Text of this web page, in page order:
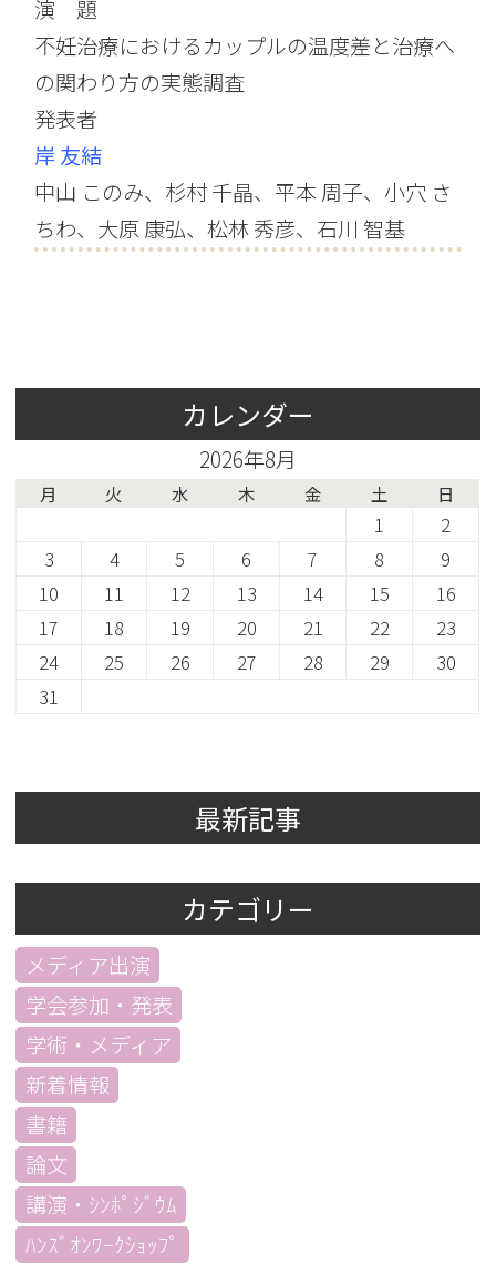
演 題
不妊治療におけるカップルの温度差と治療へ
の関わり方の実態調査
発表者
岸 友結
中山 このみ、杉村 千晶、平本 周子、小穴 さ
ちわ、大原 康弘、松林 秀彦、石川 智基
カレンダー
2026年8月
月 火 水 木 金 土 日
1
2
3
4 5 6 7 8
9
10
11 12 13 14 15
16
17
18 19 20 21 22
23
24
25 26 27 28 29
30
31
最新記事
カテゴリー
メディア出演
学会参加・発表
学術・メディア
新着情報
書籍
論文
講演・ｼﾝﾎﾟｼﾞｳﾑ
ﾊﾝｽﾞｵﾝﾜｰｸｼｮｯﾌﾟ